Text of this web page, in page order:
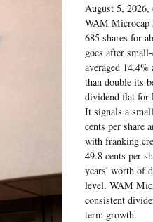
August 5,
WAM
685 shares for
goes after
averaged
than double its
dividend flat for
It signals a
cents per share
with franking
49.8 cents per
years' worth of
level. WAM
consistent
term growth.